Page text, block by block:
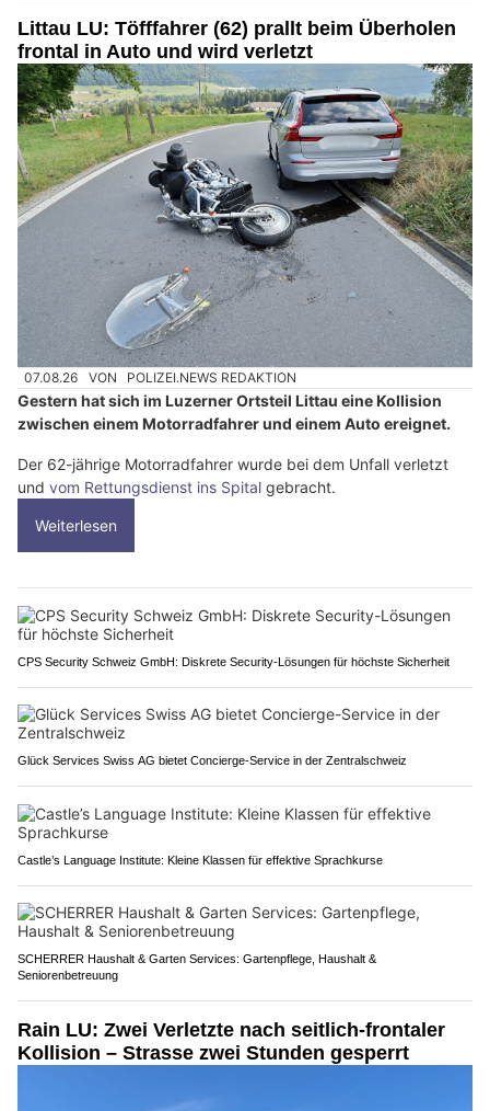
Littau LU: Töfffahrer (62) prallt beim Überholen
frontal in Auto und wird verletzt
07.08.26 VON POLIZEI.NEWS REDAKTION
Gestern hat sich im Luzerner Ortsteil Littau eine Kollision
zwischen einem Motorradfahrer und einem Auto ereignet.
Der 62-jährige Motorradfahrer wurde bei dem Unfall verletzt
und vom Rettungsdienst ins Spital gebracht.
Weiterlesen
CPS Security Schweiz GmbH: Diskrete Security-Lösungen für höchste Sicherheit
Glück Services Swiss AG bietet Concierge-Service in der Zentralschweiz
Castle’s Language Institute: Kleine Klassen für effektive Sprachkurse
SCHERRER Haushalt & Garten Services: Gartenpflege, Haushalt &
Seniorenbetreuung
Rain LU: Zwei Verletzte nach seitlich-frontaler
Kollision – Strasse zwei Stunden gesperrt